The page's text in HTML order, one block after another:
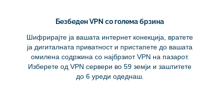
Безбеден VPN со голема брзина
Шифрирајте ја вашата интернет конекција, вратете
ја дигиталната приватност и пристапете до вашата
омилена содржина со најбрзиот VPN на пазарот.
Изберете од VPN сервери во 59 земји и заштитете
до 6 уреди одеднаш.